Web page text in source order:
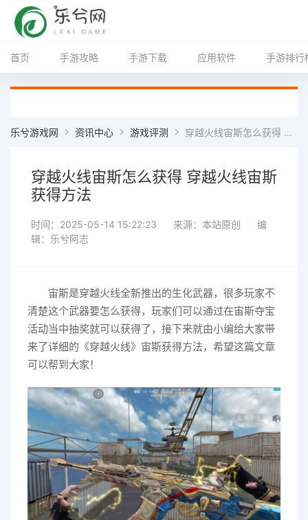
首页 手游攻略 手游下载 应用软件 手游排行
乐兮游戏网 资讯中心 游戏评测 穿越火线宙斯怎么获得 穿越火线宙斯获得方法
穿越火线宙斯怎么获得 穿越火线宙斯
获得方法
时间：2025-05-14 15:22:23 来源：本站原创
编
辑：乐兮阿志
宙斯是穿越火线全新推出的生化武器，很多玩家不
清楚这个武器要怎么获得，玩家们可以通过在宙斯夺宝
活动当中抽奖就可以获得了，接下来就由小编给大家带
来了详细的《穿越火线》宙斯获得方法，希望这篇文章
可以帮到大家！